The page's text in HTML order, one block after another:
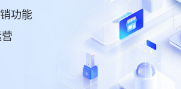
功能